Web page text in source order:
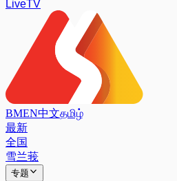
LiveTV
BMEN中文தமிழ்
最新
全国
雪兰莪
专题